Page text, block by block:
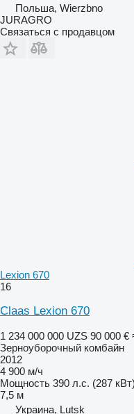
Польша, Wierzbno
JURAGRO
Связаться с продавцом
Lexion 670
16
Claas Lexion 670
1 234 000 000 UZS 90 000 €
Зерноуборочный комбайн
2012
4 900 м/ч
Мощность 390 л.с. (287 кВт)
7,5 м
Украина, Lutsk